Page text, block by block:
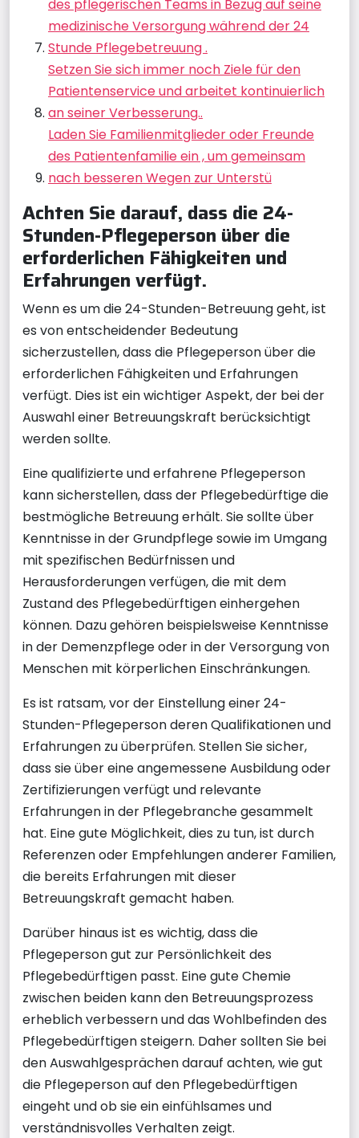
des pflegerischen Teams in Bezug auf seine
medizinische Versorgung während der 24
Stunde Pflegebetreuung .
Setzen Sie sich immer noch Ziele für den
Patientenservice und arbeitet kontinuierlich
an seiner Verbesserung..
Laden Sie Familienmitglieder oder Freunde
des Patientenfamilie ein , um gemeinsam
nach besseren Wegen zur Unterstü
Achten Sie darauf, dass die 24-
Stunden-Pflegeperson über die
erforderlichen Fähigkeiten und
Erfahrungen verfügt.
Wenn es um die 24-Stunden-Betreuung geht, ist
es von entscheidender Bedeutung
sicherzustellen, dass die Pflegeperson über die
erforderlichen Fähigkeiten und Erfahrungen
verfügt. Dies ist ein wichtiger Aspekt, der bei der
Auswahl einer Betreuungskraft berücksichtigt
werden sollte.
Eine qualifizierte und erfahrene Pflegeperson
kann sicherstellen, dass der Pflegebedürftige die
bestmögliche Betreuung erhält. Sie sollte über
Kenntnisse in der Grundpflege sowie im Umgang
mit spezifischen Bedürfnissen und
Herausforderungen verfügen, die mit dem
Zustand des Pflegebedürftigen einhergehen
können. Dazu gehören beispielsweise Kenntnisse
in der Demenzpflege oder in der Versorgung von
Menschen mit körperlichen Einschränkungen.
Es ist ratsam, vor der Einstellung einer 24-
Stunden-Pflegeperson deren Qualifikationen und
Erfahrungen zu überprüfen. Stellen Sie sicher,
dass sie über eine angemessene Ausbildung oder
Zertifizierungen verfügt und relevante
Erfahrungen in der Pflegebranche gesammelt
hat. Eine gute Möglichkeit, dies zu tun, ist durch
Referenzen oder Empfehlungen anderer Familien,
die bereits Erfahrungen mit dieser
Betreuungskraft gemacht haben.
Darüber hinaus ist es wichtig, dass die
Pflegeperson gut zur Persönlichkeit des
Pflegebedürftigen passt. Eine gute Chemie
zwischen beiden kann den Betreuungsprozess
erheblich verbessern und das Wohlbefinden des
Pflegebedürftigen steigern. Daher sollten Sie bei
den Auswahlgesprächen darauf achten, wie gut
die Pflegeperson auf den Pflegebedürftigen
eingeht und ob sie ein einfühlsames und
verständnisvolles Verhalten zeigt.